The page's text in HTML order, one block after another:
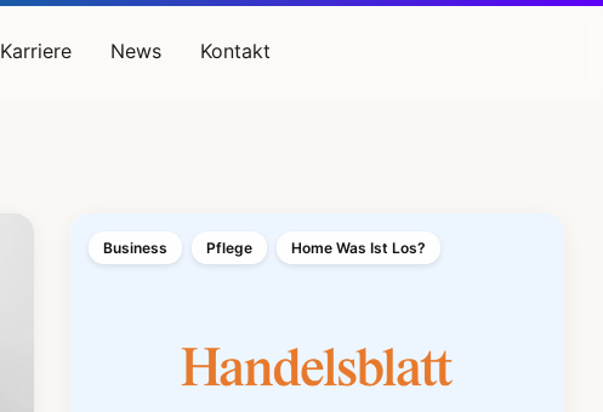
Karriere News Kontakt
Business Pflege Home Was Ist Los?